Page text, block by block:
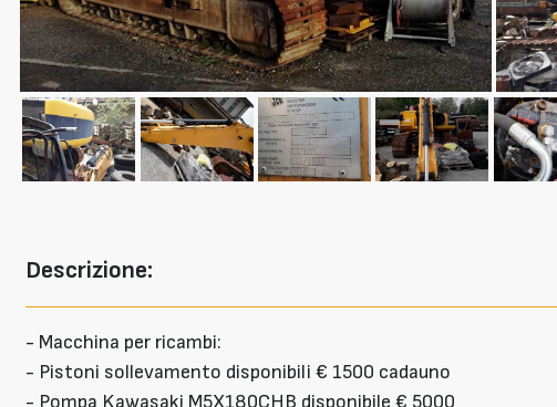
Descrizione:
- Macchina per ricambi:
- Pistoni sollevamento disponibili € 1500 cadauno
- Pompa Kawasaki M5X180CHB disponibile € 5000